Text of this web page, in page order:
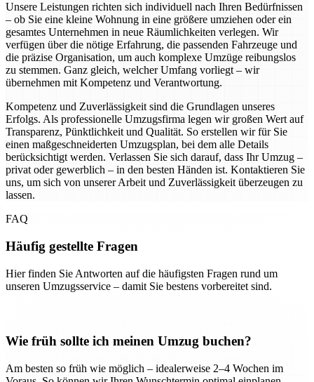
Unsere Leistungen richten sich individuell nach Ihren Bedürfnissen
– ob Sie eine kleine Wohnung in eine größere umziehen oder ein
gesamtes Unternehmen in neue Räumlichkeiten verlegen. Wir
verfügen über die nötige Erfahrung, die passenden Fahrzeuge und
die präzise Organisation, um auch komplexe Umzüge reibungslos
zu stemmen. Ganz gleich, welcher Umfang vorliegt – wir
übernehmen mit Kompetenz und Verantwortung.
Kompetenz und Zuverlässigkeit sind die Grundlagen unseres
Erfolgs. Als professionelle Umzugsfirma legen wir großen Wert auf
Transparenz, Pünktlichkeit und Qualität. So erstellen wir für Sie
einen maßgeschneiderten Umzugsplan, bei dem alle Details
berücksichtigt werden. Verlassen Sie sich darauf, dass Ihr Umzug –
privat oder gewerblich – in den besten Händen ist. Kontaktieren Sie
uns, um sich von unserer Arbeit und Zuverlässigkeit überzeugen zu
lassen.
FAQ
Häufig gestellte Fragen
Hier finden Sie Antworten auf die häufigsten Fragen rund um
unseren Umzugsservice – damit Sie bestens vorbereitet sind.
Wie früh sollte ich meinen Umzug buchen?
Am besten so früh wie möglich – idealerweise 2–4 Wochen im